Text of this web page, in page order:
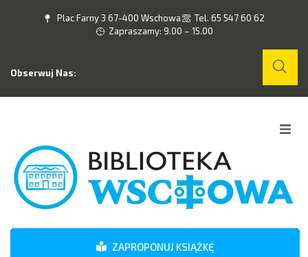
Plac Farny 3 67-400 Wschowa
Tel. 65 547 60 62
Zapraszamy: 9.00 – 15.00
Obserwuj Nas:
O nas
Wydarzenia
ZAPROPONUJ KSIĄŻKĘ